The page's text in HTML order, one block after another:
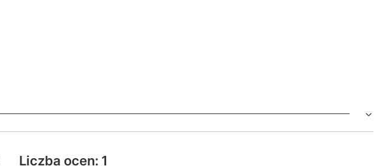
Liczba ocen: 1